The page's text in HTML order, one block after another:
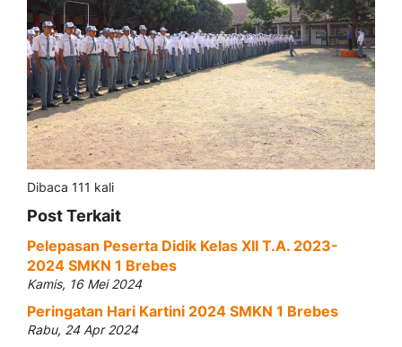
Dibaca 111 kali
Post Terkait
Pelepasan Peserta Didik Kelas XII T.A. 2023-
2024 SMKN 1 Brebes
Kamis, 16 Mei 2024
Peringatan Hari Kartini 2024 SMKN 1 Brebes
Rabu, 24 Apr 2024